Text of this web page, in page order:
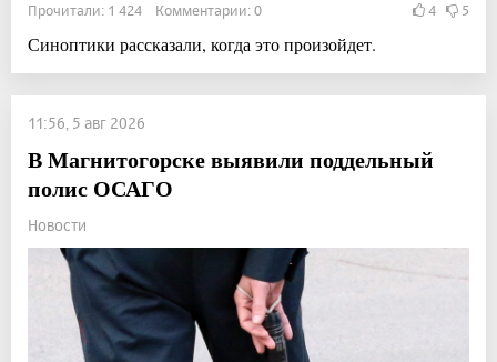
Прочитали: 1 424 Комментарии: 0 4 5
Синоптики рассказали, когда это произойдет.
11:56, 5 авг 2026
В Магнитогорске выявили поддельный
полис ОСАГО
Новости